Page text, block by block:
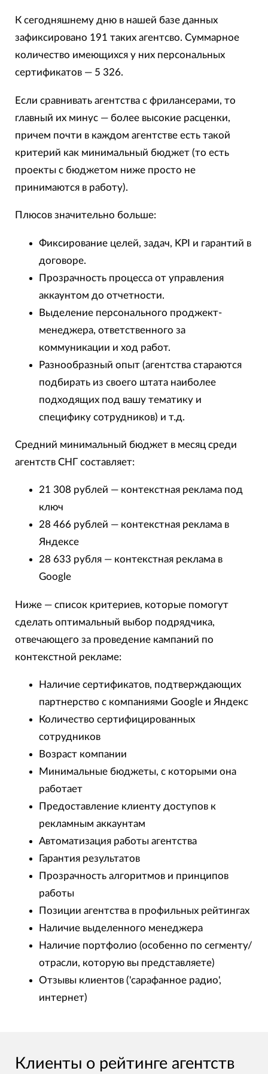
К сегодняшнему дню в нашей базе данных
зафиксировано 191 таких агентсво. Суммарное
количество имеющихся у них персональных
сертификатов — 5 326.
Если сравнивать агентства с фрилансерами, то
главный их минус — более высокие расценки,
причем почти в каждом агентстве есть такой
критерий как минимальный бюджет (то есть
проекты с бюджетом ниже просто не
принимаются в работу).
Плюсов значительно больше:
Фиксирование целей, задач, KPI и гарантий в
договоре.
Прозрачность процесса от управления
аккаунтом до отчетности.
Выделение персонального проджект-
менеджера, ответственного за
коммуникации и ход работ.
Разнообразный опыт (агентства стараются
подбирать из своего штата наиболее
подходящих под вашу тематику и
специфику сотрудников) и т.д.
Средний минимальный бюджет в месяц среди
агентств СНГ составляет:
21 308 рублей — контекстная реклама под
ключ
28 466 рублей — контекстная реклама в
Яндексе
28 633 рубля — контекстная реклама в
Google
Ниже — список критериев, которые помогут
сделать оптимальный выбор подрядчика,
отвечающего за проведение кампаний по
контекстной рекламе:
Наличие сертификатов, подтверждающих
партнерство с компаниями Google и Яндекс
Количество сертифицированных
сотрудников
Возраст компании
Минимальные бюджеты, с которыми она
работает
Предоставление клиенту доступов к
рекламным аккаунтам
Автоматизация работы агентства
Гарантия результатов
Прозрачность алгоритмов и принципов
работы
Позиции агентства в профильных рейтингах
Наличие выделенного менеджера
Наличие портфолио (особенно по сегменту/
отрасли, которую вы представляете)
Отзывы клиентов ('сарафанное радио',
интернет)
Клиенты о рейтинге агентств